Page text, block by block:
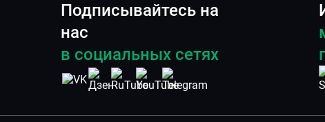
Подписывайтесь на
нас
в социальных сетях